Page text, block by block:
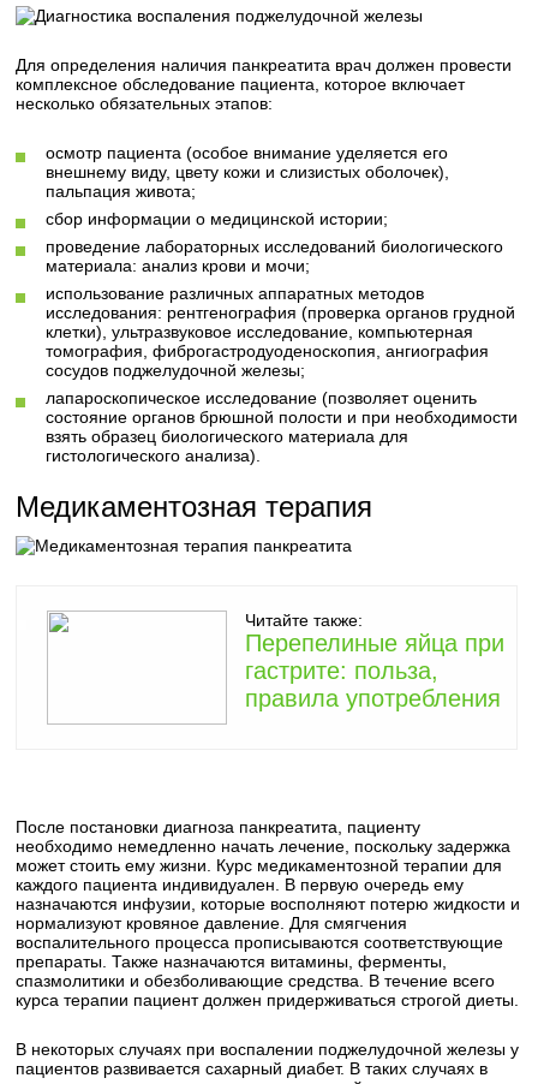
Для определения наличия панкреатита врач должен провести
комплексное обследование пациента, которое включает
несколько обязательных этапов:
осмотр пациента (особое внимание уделяется его
внешнему виду, цвету кожи и слизистых оболочек),
пальпация живота;
сбор информации о медицинской истории;
проведение лабораторных исследований биологического
материала: анализ крови и мочи;
использование различных аппаратных методов
исследования: рентгенография (проверка органов грудной
клетки), ультразвуковое исследование, компьютерная
томография, фиброгастродуоденоскопия, ангиография
сосудов поджелудочной железы;
лапароскопическое исследование (позволяет оценить
состояние органов брюшной полости и при необходимости
взять образец биологического материала для
гистологического анализа).
Медикаментозная терапия
Читайте также:
Перепелиные яйца при
гастрите: польза,
правила употребления
После постановки диагноза панкреатита, пациенту
необходимо немедленно начать лечение, поскольку задержка
может стоить ему жизни. Курс медикаментозной терапии для
каждого пациента индивидуален. В первую очередь ему
назначаются инфузии, которые восполняют потерю жидкости и
нормализуют кровяное давление. Для смягчения
воспалительного процесса прописываются соответствующие
препараты. Также назначаются витамины, ферменты,
спазмолитики и обезболивающие средства. В течение всего
курса терапии пациент должен придерживаться строгой диеты.
В некоторых случаях при воспалении поджелудочной железы у
пациентов развивается сахарный диабет. В таких случаях в